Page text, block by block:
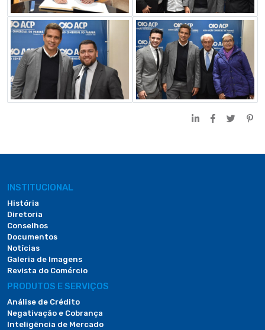
INSTITUCIONAL
História
Diretoria
Conselhos
Documentos
Notícias
Galeria de Imagens
Revista do Comércio
PRODUTOS E SERVIÇOS
Análise de Crédito
Negativação e Cobrança
Inteligência de Mercado